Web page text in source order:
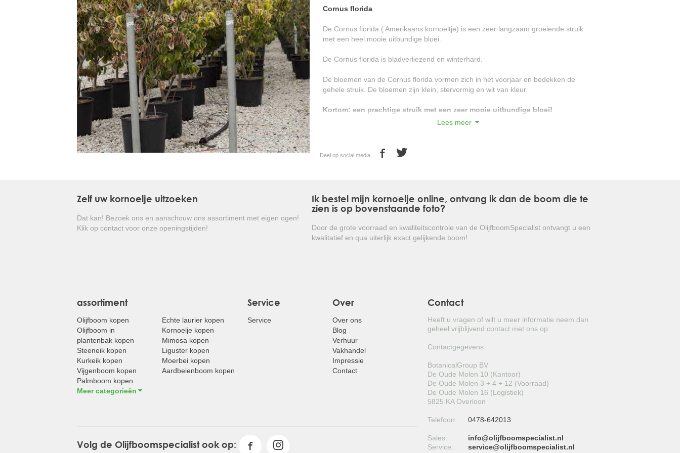
Treesafe
VORSTBESCHERMINGVOORBOMEN.NL
WINTERSCHUTZFUERBAEUME.DE
FROSTPROTECTIONFORTREES.CO.UK
Terracotta
TERRACOTTA.NL
TERRACOTTA.BE
TERRAKOTTA.DE
CIPRES
GROVE DEN
SCHIJNHULST
SNEEUWBAL
ECHTE LAURIER
Cornus florida
De Cornus florida ( Amerikaans kornoeltje) is een zeer langzaam groeiende struik
met een heel mooie uitbundige bloei.
De Cornus florida is bladverliezend en winterhard.
De bloemen van de Cornus florida vormen zich in het voorjaar en bedekken de
gehele struik. De bloemen zijn klein, stervormig en wit van kleur.
Kortom: een prachtige struik met een zeer mooie uitbundige bloei!
Lees meer
Deel op social media
Zelf uw kornoelje uitzoeken
Dat kan! Bezoek ons en aanschouw ons assortiment met eigen ogen!
Klik op contact voor onze openingstijden!
Ik bestel mijn kornoelje online, ontvang ik dan de boom die te
zien is op bovenstaande foto?
Door de grote voorraad en kwaliteitscontrole van de OlijfboomSpecialist ontvangt u een
kwalitatief en qua uiterlijk exact gelijkende boom!
assortiment
Olijfboom kopen
Olijfboom in
plantenbak kopen
Steeneik kopen
Kurkeik kopen
Vijgenboom kopen
Palmboom kopen
Meer categorieën
Echte laurier kopen
Kornoelje kopen
Mimosa kopen
Liguster kopen
Moerbei kopen
Aardbeienboom kopen
Service
Service
Over
Over ons
Blog
Verhuur
Vakhandel
Impressie
Contact
Volg de Olijfboomspecialist ook op:
Contact
Heeft u vragen of wilt u meer informatie neem dan
geheel vrijblijvend contact met ons op:
Contactgegevens:
BotanicalGroup BV
De Oude Molen 10 (Kantoor)
De Oude Molen 3 + 4 + 12 (Voorraad)
De Oude Molen 16 (Logistiek)
5825 KA Overloon
Telefoon: 0478-642013
Sales:
info@olijfboomspecialist.nl
Service:
service@olijfboomspecialist.nl